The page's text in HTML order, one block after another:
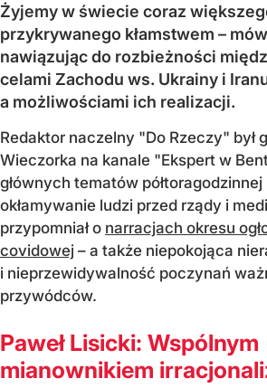
Żyjemy w świecie coraz
przykrywanego kłamstwem –
nawiązując do rozbieżności
celami Zachodu ws. Ukrainy i
a możliwościami ich realizacji.
Redaktor naczelny "Do Rzeczy" był
Wieczorka na kanale "Ekspert w
głównych tematów półtoragodzinnej
okłamywanie ludzi przed rządy i
przypomniał o narracjach okresu
covidowej – a także niepokojąca
i nieprzewidywalność poczynań
przywódców.
Paweł Lisicki: Wspólnym
mianownikiem